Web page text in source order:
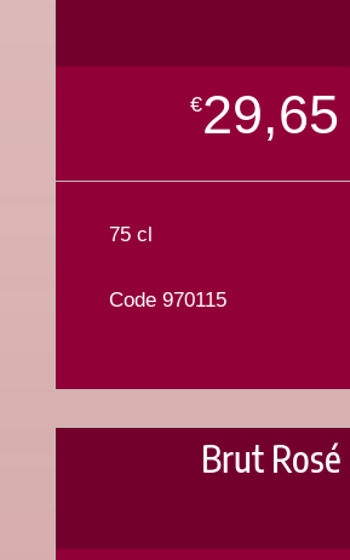
€29,65
75 cl
Code 970115
Brut Rosé